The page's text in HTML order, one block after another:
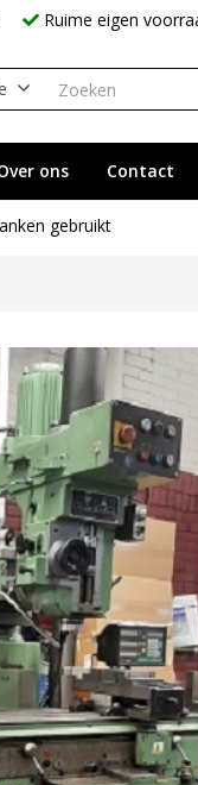
Ruime eigen
ons Contact
gebruikt